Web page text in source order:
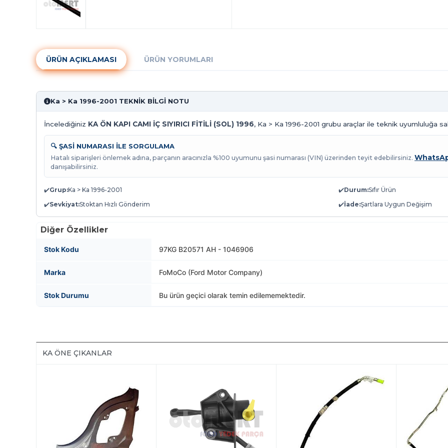
ÜRÜN AÇIKLAMASI ÜRÜN YORUMLARI
Ka > Ka 1996-2001 TEKNİK BİLGİ NOTU
İncelediğiniz KA ÖN KAPI CAMI İÇ SIYIRICI FİTİLİ (SOL) 1996, Ka > Ka 1996-2001 grubu araçlar ile teknik uyumluluğa
🔍 ŞASİ NUMARASI İLE SORGULAMA
Hatalı siparişleri önlemek adına, parçanın aracınızla %100 uyumunu şasi numarası (VIN) üzerinden teyit edebilirsiniz.
danışabilirsiniz.
✔️Grup:Ka > Ka 1996-2001 ✔️Durum:Sıfır Ürün
✔️Sevkiyat:Stoktan Hızlı Gönderim ✔️İade:Şartlara Uygun Değişim
Diğer Özellikler
Stok Kodu 97KG B20571 AH - 1046906
Marka FoMoCo (Ford Motor Company)
Stok Durumu Bu ürün geçici olarak temin edilememektedir.
KA ÖNE ÇIKANLAR